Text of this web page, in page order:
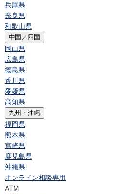
兵庫県
奈良県
和歌山県
中国／四国
岡山県
広島県
徳島県
香川県
愛媛県
高知県
九州・沖縄
福岡県
熊本県
宮崎県
鹿児島県
沖縄県
オンライン相談専用
ATM